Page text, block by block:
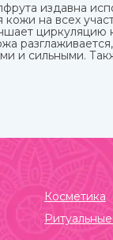
издавна
на всех
циркуляцию
и сильными.
Косметика